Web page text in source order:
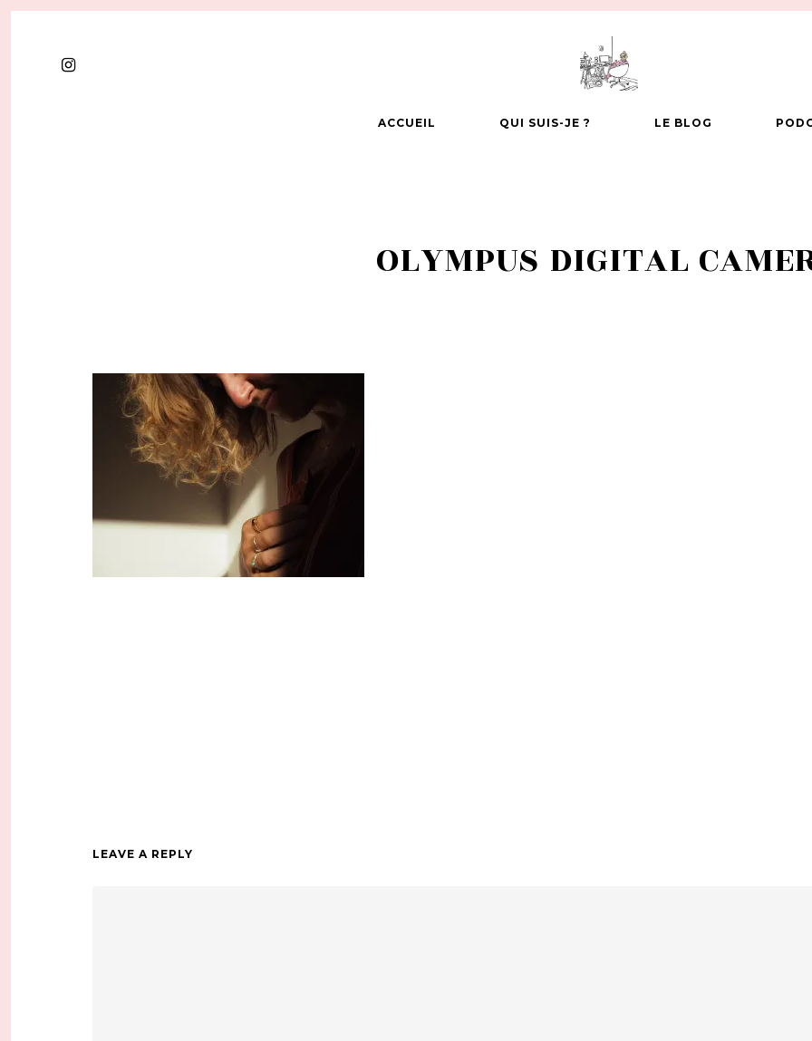
ACCUEIL QUI SUIS-JE ? LE BLOG
OLYMPUS DIGITAL
LEAVE A REPLY